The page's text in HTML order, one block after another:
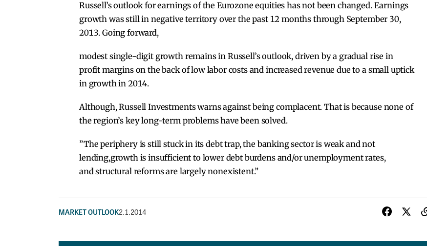
Russell’s outlook for earnings of the Eurozone equities has not been changed. Earnings
growth was still in negative territory over the past 12 months through September 30,
2013. Going forward,
modest single-digit growth remains in Russell’s outlook, driven by a gradual rise in
profit margins on the back of low labor costs and increased revenue due to a small uptick
in growth in 2014.
Although, Russell Investments warns against being complacent. That is because none of
the region’s key long-term problems have been solved.
”The periphery is still stuck in its debt trap, the banking sector is weak and not
lending,growth is insufficient to lower debt burdens and/or unemployment rates,
and structural reforms are largely nonexistent.”
MARKET OUTLOOK2.1.2014